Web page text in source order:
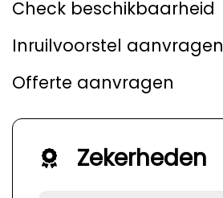
Check beschikbaarheid
Inruilvoorstel aanvragen
Offerte aanvragen
Zekerheden